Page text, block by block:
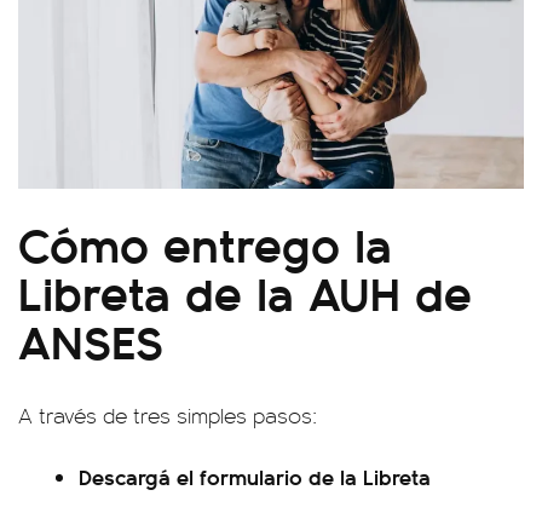
Cómo entrego la
Libreta de la AUH de
ANSES
A través de tres simples pasos:
Descargá el formulario de la Libreta